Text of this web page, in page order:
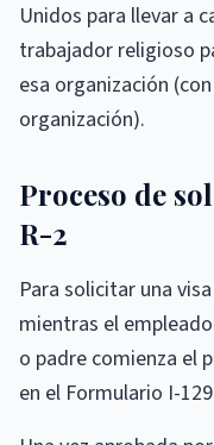
Unidos para llevar a
trabajador religioso
esa organización
organización).
Proceso de
R-2
Para solicitar una
mientras el
o padre comienza el
en el Formulario I-129